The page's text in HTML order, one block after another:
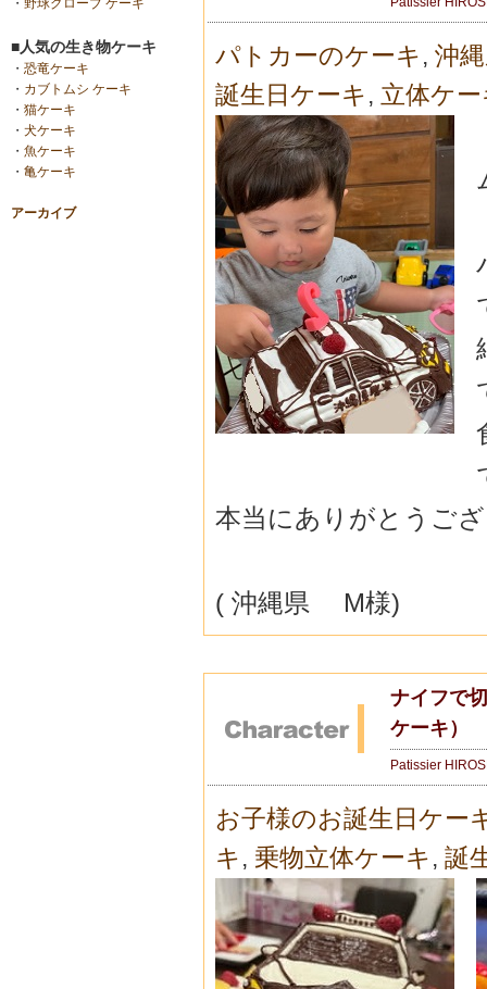
・ 野球グローブ ケーキ
■人気の生き物ケーキ
・ 恐竜ケーキ
・ カブトムシ ケーキ
・ 猫ケーキ
・ 犬ケーキ
・ 魚ケーキ
・ 亀ケーキ
アーカイブ
パトカーのケーキ , 沖
誕生日ケーキ , 立体ケー
本当にありがとうご
( 沖縄県 M様)
ナイフで
ケーキ）
Patissier
お子様のお誕生日ケー
キ , 乗物立体ケーキ , 誕